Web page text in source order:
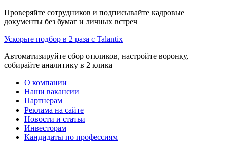
Проверяйте сотрудников и подписывайте кадровые
документы без бумаг и личных встреч
Ускорьте подбор в 2 раза с Talantix
Автоматизируйте сбор откликов, настройте воронку,
собирайте аналитику в 2 клика
О компании
Наши вакансии
Партнерам
Реклама на сайте
Новости и статьи
Инвесторам
Кандидаты по профессиям